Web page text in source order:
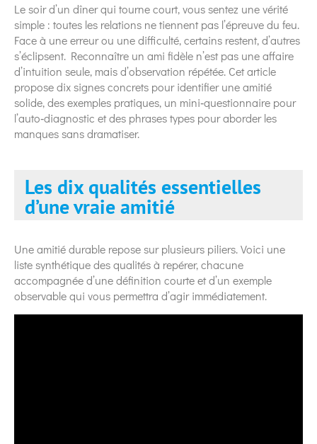
Le soir d’un dîner qui tourne court, vous sentez une vérité
simple : toutes les relations ne tiennent pas l’épreuve du feu.
Face à une erreur ou une difficulté, certains restent, d’autres
s’éclipsent. Reconnaître un ami fidèle n’est pas une affaire
d’intuition seule, mais d’observation répétée. Cet article
propose dix signes concrets pour identifier une amitié
solide, des exemples pratiques, un mini‑questionnaire pour
l’auto‑diagnostic et des phrases types pour aborder les
manques sans dramatiser.
Les dix qualités essentielles
d’une vraie amitié
Une amitié durable repose sur plusieurs piliers. Voici une
liste synthétique des qualités à repérer, chacune
accompagnée d’une définition courte et d’un exemple
observable qui vous permettra d’agir immédiatement.